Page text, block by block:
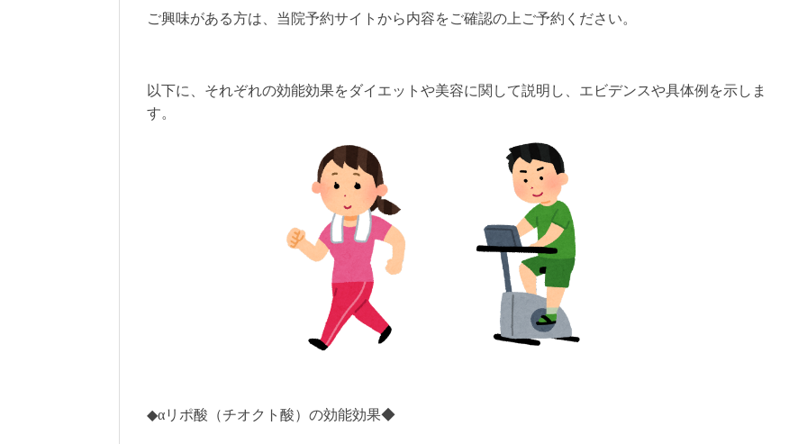
ご興味がある方は、当院予約サイトから内容をご確認の上ご予約ください。
以下に、それぞれの効能効果をダイエットや美容に関して説明し、エビデンスや具体例を示しま
す。
◆αリポ酸 （チオクト酸） の効能効果◆